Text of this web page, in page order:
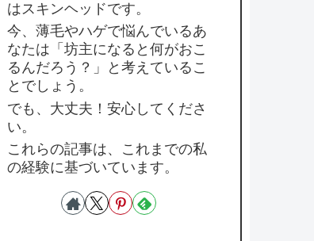
はスキンヘッドです。
今、薄毛やハゲで悩んでいるあ
なたは「坊主になると何がおこ
るんだろう？」と考えているこ
とでしょう。
でも、大丈夫！安心してくださ
い。
これらの記事は、これまでの私
の経験に基づいています。